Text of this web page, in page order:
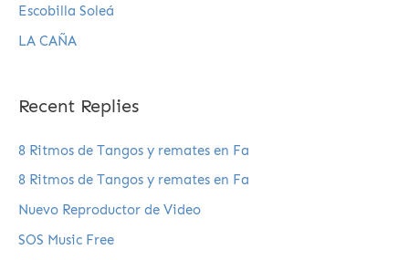
Escobilla Soleá
LA CAÑA
Recent Replies
8 Ritmos de Tangos y remates en Fa
8 Ritmos de Tangos y remates en Fa
Nuevo Reproductor de Video
SOS Music Free